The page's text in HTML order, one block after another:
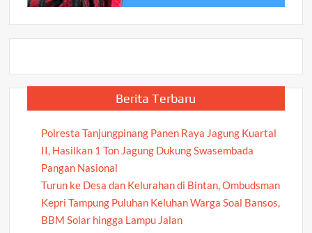
Berita Terbaru
Polresta Tanjungpinang Panen Raya Jagung Kuartal
II, Hasilkan 1 Ton Jagung Dukung Swasembada
Pangan Nasional
Turun ke Desa dan Kelurahan di Bintan, Ombudsman
Kepri Tampung Puluhan Keluhan Warga Soal Bansos,
BBM Solar hingga Lampu Jalan